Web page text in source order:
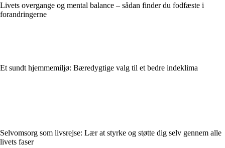
Livets overgange og mental balance – sådan finder du fodfæste i
forandringerne
Et sundt hjemmemiljø: Bæredygtige valg til et bedre indeklima
Selvomsorg som livsrejse: Lær at styrke og støtte dig selv gennem alle
livets faser